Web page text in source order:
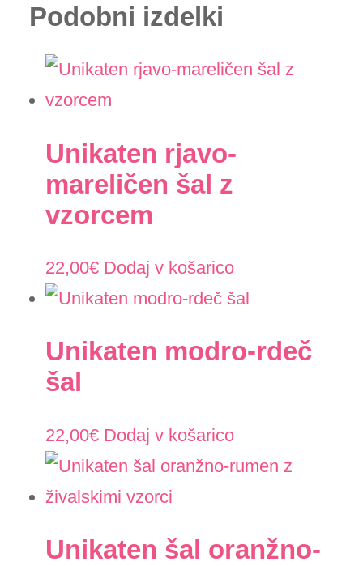
Podobni izdelki
Unikaten rjavo-
mareličen šal z
vzorcem
22,00€ Dodaj v košarico
Unikaten modro-rdeč
šal
22,00€ Dodaj v košarico
Unikaten šal oranžno-